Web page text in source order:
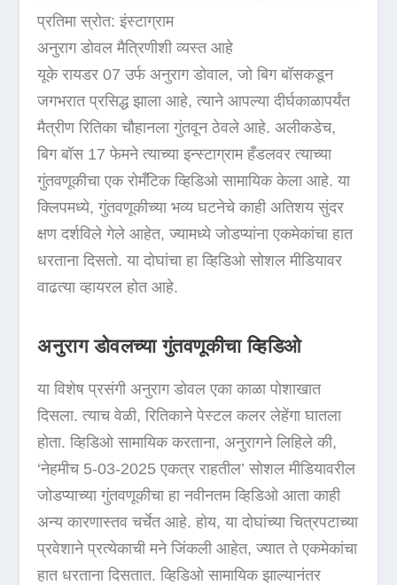
प्रतिमा स्रोत: इंस्टाग्राम
अनुराग डोवल मैत्रिणीशी व्यस्त आहे
यूके रायडर 07 उर्फ ​​अनुराग डोवाल, जो बिग बॉसकडून
जगभरात प्रसिद्ध झाला आहे, त्याने आपल्या दीर्घकाळापर्यंत
मैत्रीण रितिका चौहानला गुंतवून ठेवले आहे. अलीकडेच,
बिग बॉस 17 फेमने त्याच्या इन्स्टाग्राम हँडलवर त्याच्या
गुंतवणूकीचा एक रोमँटिक व्हिडिओ सामायिक केला आहे. या
क्लिपमध्ये, गुंतवणूकीच्या भव्य घटनेचे काही अतिशय सुंदर
क्षण दर्शविले गेले आहेत, ज्यामध्ये जोडप्यांना एकमेकांचा हात
धरताना दिसतो. या दोघांचा हा व्हिडिओ सोशल मीडियावर
वाढत्या व्हायरल होत आहे.
अनुराग डोवलच्या गुंतवणूकीचा व्हिडिओ
या विशेष प्रसंगी अनुराग डोवल एका काळा पोशाखात
दिसला. त्याच वेळी, रितिकाने पेस्टल कलर लेहेंगा घातला
होता. व्हिडिओ सामायिक करताना, अनुरागने लिहिले की,
‘नेहमीच 5-03-2025 एकत्र राहतील’ सोशल मीडियावरील
जोडप्याच्या गुंतवणूकीचा हा नवीनतम व्हिडिओ आता काही
अन्य कारणास्तव चर्चेत आहे. होय, या दोघांच्या चित्रपटाच्या
प्रवेशाने प्रत्येकाची मने जिंकली आहेत, ज्यात ते एकमेकांचा
हात धरताना दिसतात. व्हिडिओ सामायिक झाल्यानंतर